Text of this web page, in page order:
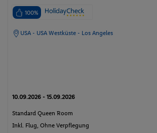
100%
USA - USA Westküste - Los Angeles
10.09.2026 - 15.09.2026
Standard Queen Room
Inkl. Flug, Ohne Verpflegung